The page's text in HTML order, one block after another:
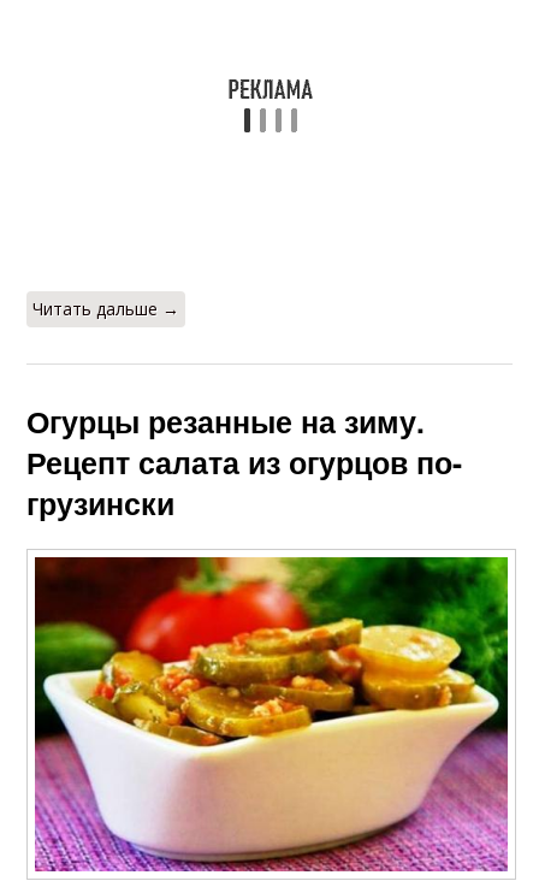
Читать дальше →
Огурцы резанные на зиму.
Рецепт салата из огурцов по-
грузински